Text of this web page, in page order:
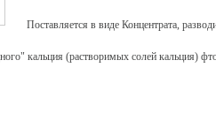
Поставляется в виде Концентрата,
кальция (растворимых солей кальция)